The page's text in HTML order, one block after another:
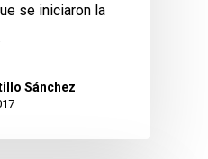
se iniciaron la
Sánchez